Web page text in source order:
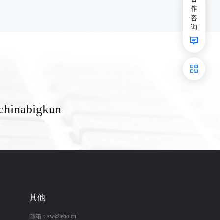
作
咨
询
其他
邮箱：sw@lebo.cn